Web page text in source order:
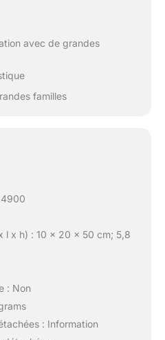
avec de grandes
familles
l x h) : 10 x 20 x 50 cm; 5,8
: Non
: Information